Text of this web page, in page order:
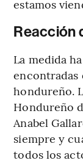
estamos
Reacción
La medida
encontradas
hondureño.
Hondureño
Anabel
siempre y
todos los